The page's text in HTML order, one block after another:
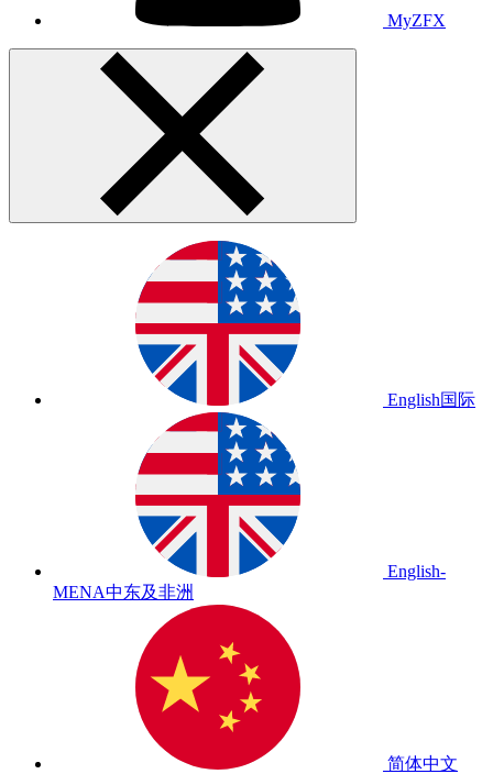
MyZFX
English国际
English-
MENA中东及非洲
简体中文